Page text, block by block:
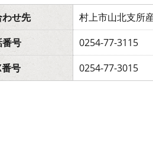
せ先
村上市山北支所
号
0254-77-3115
号
0254-77-3015